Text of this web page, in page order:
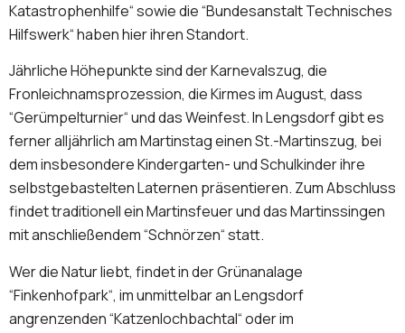
Katastrophenhilfe“ sowie die “Bundesanstalt Technisches
Hilfswerk“ haben hier ihren Standort.
Jährliche Höhepunkte sind der Karnevalszug, die
Fronleichnamsprozession, die Kirmes im August, dass
“Gerümpelturnier“ und das Weinfest. In Lengsdorf gibt es
ferner alljährlich am Martinstag einen St.-Martinszug, bei
dem insbesondere Kindergarten- und Schulkinder ihre
selbstgebastelten Laternen präsentieren. Zum Abschluss
findet traditionell ein Martinsfeuer und das Martinssingen
mit anschließendem “Schnörzen“ statt.
Wer die Natur liebt, findet in der Grünanalage
“Finkenhofpark“, im unmittelbar an Lengsdorf
angrenzenden “Katzenlochbachtal“ oder im